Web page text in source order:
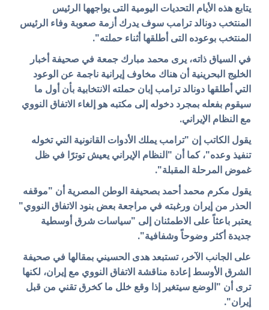
يتابع هذه الأيام التحديات اليومية التى يواجهها الرئيس
المنتخب دونالد ترامب سوف يدرك أزمة صعوبة وفاء الرئيس
المنتخب بوعوده التى أطلقها أثناء حملته".
في السياق ذاته، يرى محمد مبارك جمعة في صحيفة أخبار
الخليج البحرينية أن هناك مخاوف إيرانية ناجمة عن الوعود
التي أطلقها دونالد ترامب إبان حملته الانتخابية بأن أول ما
سيقوم بفعله بمجرد دخوله إلى مكتبه هو إلغاء الاتفاق النووي
مع النظام الإيراني.
يقول الكاتب إن "ترامب يملك الأدوات القانونية التي تخوله
تنفيذ وعده"، كما أن "النظام الإيراني يعيش توترًا في ظل
غموض المرحلة المقبلة".
يقول مكرم محمد أحمد بصحيفة الوطن المصرية أن "موقفه
الحذر من إيران ورغبته في مراجعة بعض بنود الاتفاق النووي"
يعتبر باعثاً على الاطمئنان إلى "سياسات شرق أوسطية
جديدة أكثر وضوحاً وشفافية".
على الجانب الآخر، تستبعد هدى الحسيني بمقالها في صحيفة
الشرق الأوسط إعادة مناقشة الاتفاق النووي مع إيران، لكنها
ترى أن "الوضع سيتغير إذا وقع خلل ما كخرق تقني من قبل
إيران".